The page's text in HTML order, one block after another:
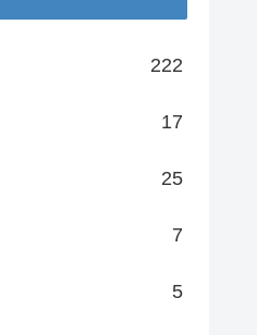
222
17
25
7
5